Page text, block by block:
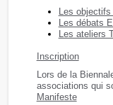
Les
Les débats
Les ateliers
Inscription
Lors de la
associations qui
Manifeste